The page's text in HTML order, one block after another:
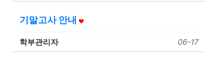
기말고사 안내
학부관리자 06-17